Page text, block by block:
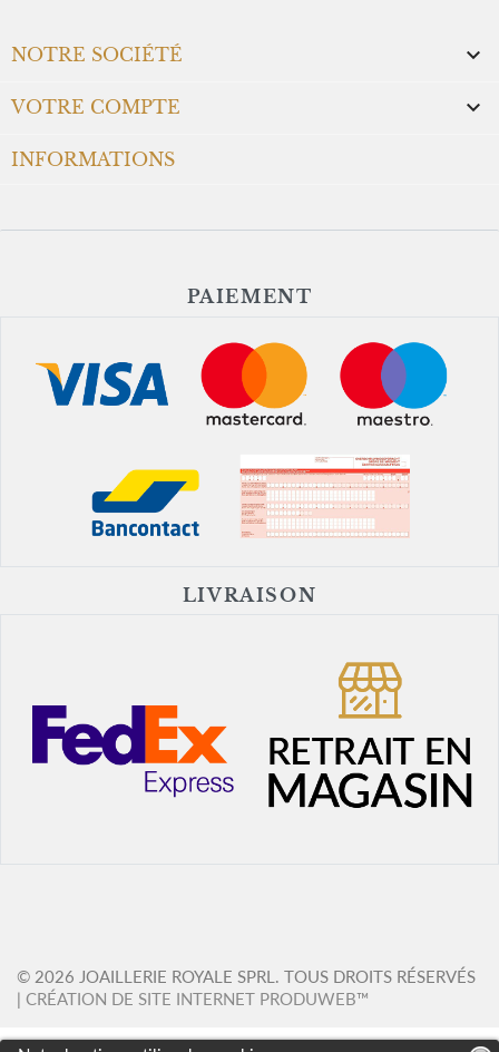
NOTRE SOCIÉTÉ 
VOTRE COMPTE 
INFORMATIONS
PAIEMENT
LIVRAISON
© 2026 JOAILLERIE ROYALE SPRL. TOUS DROITS RÉSERVÉS
| CRÉATION DE SITE INTERNET PRODUWEB™